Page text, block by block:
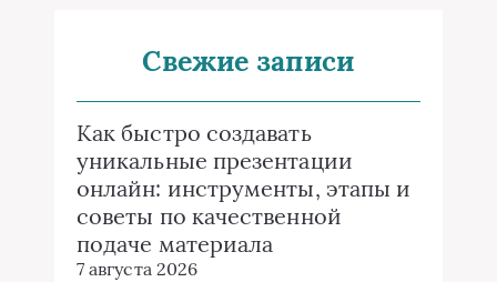
Свежие записи
Как быстро создавать
уникальные презентации
онлайн: инструменты, этапы и
советы по качественной
подаче материала
7 августа 2026